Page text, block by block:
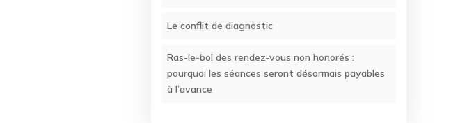
Le conflit de diagnostic
Ras-le-bol des rendez-vous non honorés :
pourquoi les séances seront désormais payables
à l’avance